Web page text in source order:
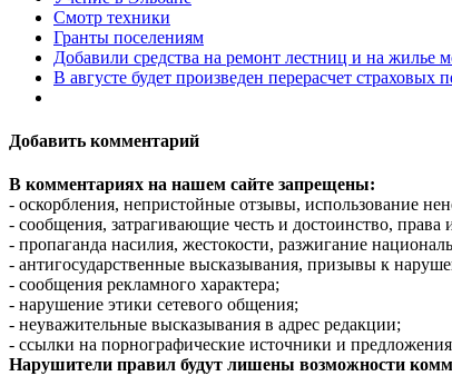
Смотр техники
Гранты поселениям
Добавили средства на ремонт лестниц и на жилье
В августе будет произведен перерасчет
Добавить комментарий
В комментариях на нашем сайте запрещены:
- оскорбления, непристойные отзывы, использование
- сообщения, затрагивающие честь и достоинство,
- пропаганда насилия, жестокости, разжигание
- антигосударственные высказывания, призывы к
- сообщения рекламного характера;
- нарушение этики сетевого общения;
- неуважительные высказывания в адрес редакции;
- ссылки на порнографические источники и предложения
Нарушители правил будут лишены возможности